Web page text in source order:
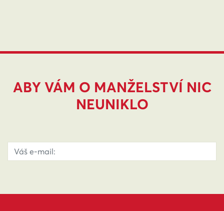
ABY VÁM O MANŽELSTVÍ NIC
NEUNIKLO